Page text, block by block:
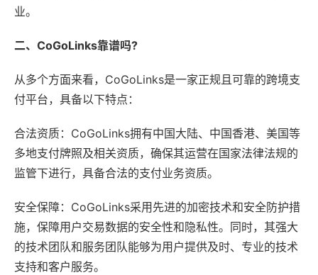
业。
二、CoGoLinks靠谱吗?
从多个方面来看，CoGoLinks是一家正规且可靠的跨境支
付平台，具备以下特点：
合法资质：CoGoLinks拥有中国大陆、中国香港、美国等
多地支付牌照及相关资质，确保其运营在国家法律法规的
监管下进行，具备合法的支付业务资质。
安全保障：CoGoLinks采用先进的加密技术和安全防护措
施，保障用户交易数据的安全性和隐私性。同时，其强大
的技术团队和服务团队能够为用户提供及时、专业的技术
支持和客户服务。